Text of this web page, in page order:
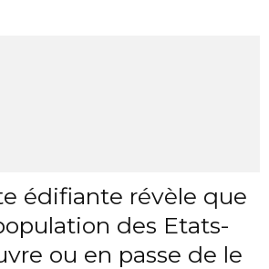
édifiante révèle que
des Etats-
ou en passe de le